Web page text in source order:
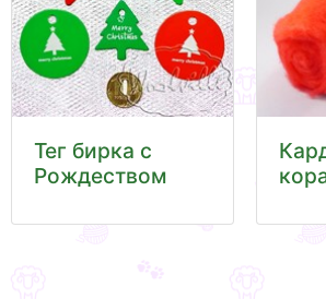
Тег бирка с
Рождеством